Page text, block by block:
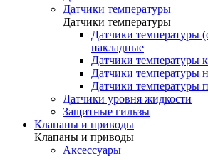
Датчики температуры
Датчики температуры
Датчики температуры
накладные
Датчики температуры
Датчики температуры
Датчики температуры
Датчики уровня жидкости
Защитные гильзы
Клапаны и приводы
Клапаны и приводы
Аксессуары